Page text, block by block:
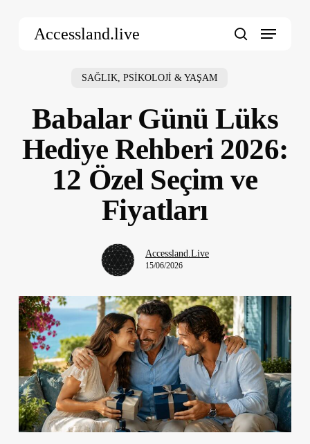
Accessland.live Menu
SAĞLIK, PSİKOLOJİ & YAŞAM
Babalar Günü Lüks
Hediye Rehberi 2026:
12 Özel Seçim ve
Fiyatları
Accessland.Live
15/06/2026